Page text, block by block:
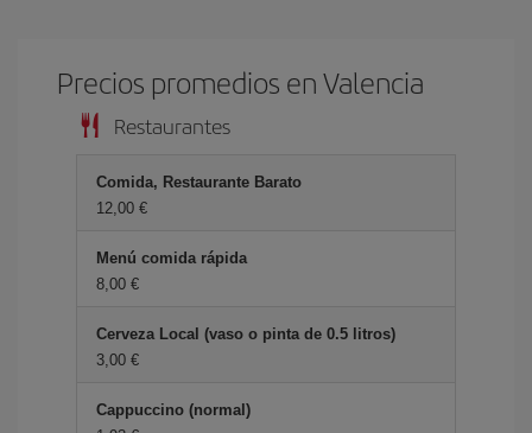
Precios promedios en Valencia
Restaurantes
Comida, Restaurante Barato
12,00 €
Menú comida rápida
8,00 €
Cerveza Local (vaso o pinta de 0.5 litros)
3,00 €
Cappuccino (normal)